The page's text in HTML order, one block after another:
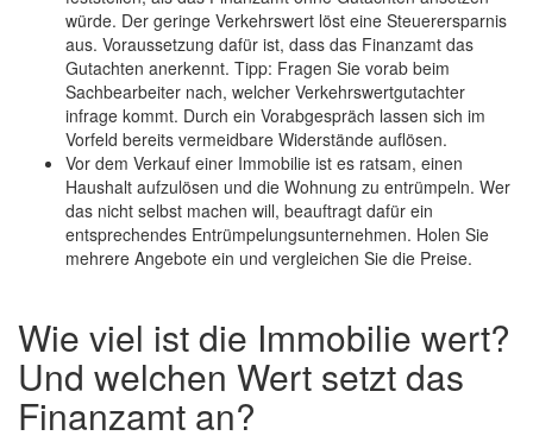
würde. Der geringe Verkehrswert löst eine Steuerersparnis
aus. Voraussetzung dafür ist, dass das Finanzamt das
Gutachten anerkennt. Tipp: Fragen Sie vorab beim
Sachbearbeiter nach, welcher Verkehrswertgutachter
infrage kommt. Durch ein Vorabgespräch lassen sich im
Vorfeld bereits vermeidbare Widerstände auflösen.
Vor dem Verkauf einer Immobilie ist es ratsam, einen
Haushalt aufzulösen und die Wohnung zu entrümpeln. Wer
das nicht selbst machen will, beauftragt dafür ein
entsprechendes Entrümpelungsunternehmen. Holen Sie
mehrere Angebote ein und vergleichen Sie die Preise.
Wie viel ist die Immobilie wert?
Und welchen Wert setzt das
Finanzamt an?